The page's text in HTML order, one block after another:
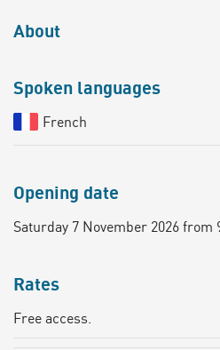
About
Spoken languages
French
Opening date
Saturday 7 November 2026 from
Rates
Free access.